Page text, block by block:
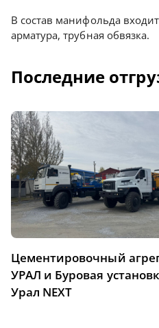
В состав манифольда
арматура, трубная обвязка.
Последние
Цементировочный
УРАЛ и Буровая
Урал NEXT